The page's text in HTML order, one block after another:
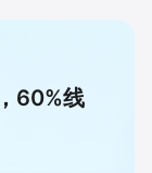
60%线